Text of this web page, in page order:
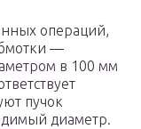
операций,
—
в 100 мм
пучок
диаметр.